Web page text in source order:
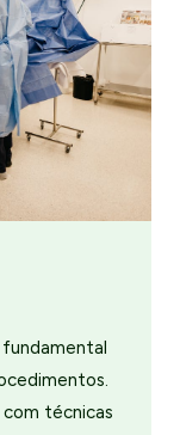
fundamental
com técnicas